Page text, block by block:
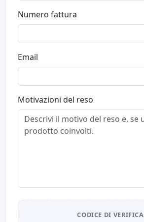
Numero fattura
Email
Motivazioni del reso
CODICE DI VERIFICA